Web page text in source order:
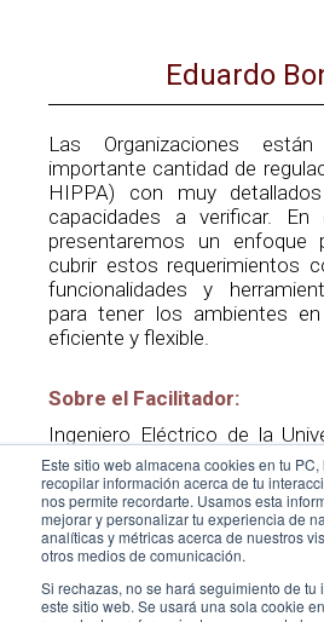
Este sitio web almacena cookies en tu
recopilar información acerca de tu
nos permite recordarte. Usamos esta
mejorar y personalizar tu experiencia de
analíticas y métricas acerca de nuestros
otros medios de comunicación.
Si rechazas, no se hará seguimiento de
este sitio web. Se usará una sola cookie
Eduardo
Las Organizaciones
importante cantidad de
HIPPA) con muy
capacidades a verificar. En
presentaremos un
cubrir estos requerimientos
funcionalidades y
para tener los ambientes
eficiente y flexible.
Sobre el Facilitador:
Ingeniero Eléctrico de la
Aires. Argentina. 28 años
Marketing y Diseño de
Comunicaciones en
networks, Vision Solutions) .
se ha desempeñado con
LATAM y Caribe de
de Continuidad Operativa